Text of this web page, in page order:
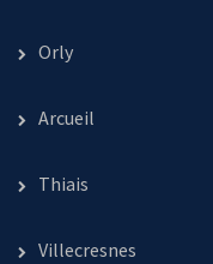
Orly
Arcueil
Thiais
Villecresnes